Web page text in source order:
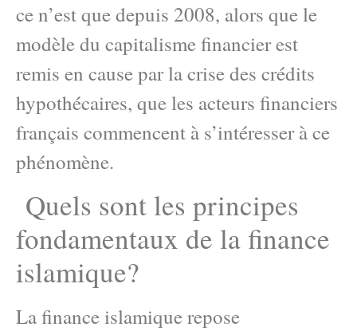
ce n’est que depuis 2008, alors que le
modèle du capitalisme financier est
remis en cause par la crise des crédits
hypothécaires, que les acteurs financiers
français commencent à s’intéresser à ce
phénomène.
Quels sont les principes
fondamentaux de la finance
islamique?
La finance islamique repose